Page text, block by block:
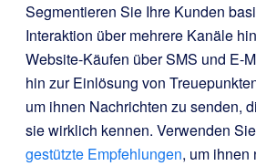
Segmentieren Sie Ihre Kunden
Interaktion über mehrere Kanäle
Website-Käufen über SMS und E-
hin zur Einlösung von
um ihnen Nachrichten zu senden,
sie wirklich kennen. Verwenden
gestützte Empfehlungen, um ihnen